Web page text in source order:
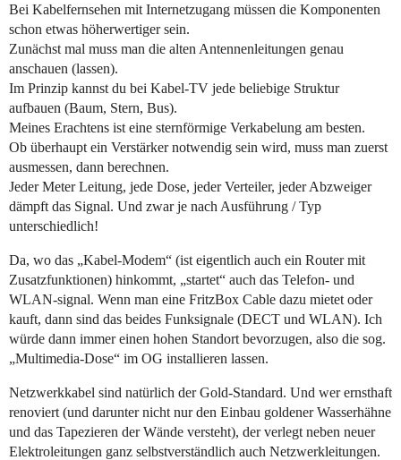
Bei Kabelfernsehen mit Internetzugang müssen die Komponenten
schon etwas höherwertiger sein.
Zunächst mal muss man die alten Antennenleitungen genau
anschauen (lassen).
Im Prinzip kannst du bei Kabel-TV jede beliebige Struktur
aufbauen (Baum, Stern, Bus).
Meines Erachtens ist eine sternförmige Verkabelung am besten.
Ob überhaupt ein Verstärker notwendig sein wird, muss man zuerst
ausmessen, dann berechnen.
Jeder Meter Leitung, jede Dose, jeder Verteiler, jeder Abzweiger
dämpft das Signal. Und zwar je nach Ausführung / Typ
unterschiedlich!
Da, wo das „Kabel-Modem“ (ist eigentlich auch ein Router mit
Zusatzfunktionen) hinkommt, „startet“ auch das Telefon- und
WLAN-signal. Wenn man eine FritzBox Cable dazu mietet oder
kauft, dann sind das beides Funksignale (DECT und WLAN). Ich
würde dann immer einen hohen Standort bevorzugen, also die sog.
„Multimedia-Dose“ im OG installieren lassen.
Netzwerkkabel sind natürlich der Gold-Standard. Und wer ernsthaft
renoviert (und darunter nicht nur den Einbau goldener Wasserhähne
und das Tapezieren der Wände versteht), der verlegt neben neuer
Elektroleitungen ganz selbstverständlich auch Netzwerkleitungen.